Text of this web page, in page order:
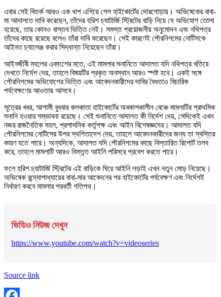
এবার সেই বিতর্ক আরও এক ধাপ এগিয়ে গেল হাইকোর্টের দোরগোড়ায়। অভিষেকের বাবা-
মা আদালতে দাবি করেছেন, তাঁদের হরিশ চ্যাটার্জি স্ট্রিটের বাড়ি নিয়ে যে অভিযোগ তোলা
হয়েছে, তার কোনও বাস্তব ভিত্তি নেই। সমস্ত প্রয়োজনীয় অনুমোদন এবং নথিপত্র
তাঁদের কাছে রয়েছে বলেও তাঁরা দাবি করেছেন। সেই কারণেই পৌরনিগমের নোটিসকে
আইনত চ্যালেঞ্জ করার সিদ্ধান্ত নিয়েছেন তাঁরা।
আইনজীবী মহলের একাংশের মতে, এই মামলার শুনানিতে আদালত যদি নথিপত্র খতিয়ে
দেখতে নির্দেশ দেয়, তাহলে বিষয়টির প্রকৃত অবস্থান আরও স্পষ্ট হবে। একই সঙ্গে
পৌরনিগমের অভিযোগের ভিত্তি এবং আবেদনকারীদের দাবির বৈধতাও বিচারিক
পর্যবেক্ষণের আওতায় আসবে।
সূত্রের খবর, আগামী বুধবার কলকাতা হাইকোর্টের অবকাশকালীন বেঞ্চে মামলাটির প্রাথমিক
শুনানি হওয়ার সম্ভাবনা রয়েছে। সেই শুনানিতে আদালত কী নির্দেশ দেয়, সেদিকেই এখন
নজর রাজনৈতিক মহল, প্রশাসনিক কর্তৃপক্ষ এবং আইন বিশেষজ্ঞদের। আদালত যদি
পৌরনিগমের নোটিসের উপর স্থগিতাদেশ দেয়, তাহলে আবেদনকারীদের জন্য তা স্বস্তির
কারণ হতে পারে। অন্যদিকে, আদালত যদি পৌরনিগমের কাছে বিস্তারিত রিপোর্ট তলব
করে, তাহলে মামলাটি আরও বিস্তৃত আইনি পরিসরে প্রবেশ করতে পারে।
ফলে হরিশ চ্যাটার্জি স্ট্রিটের এই বাড়িকে ঘিরে আইনি লড়াই এখন নতুন মোড় নিয়েছে।
অভিষেক বন্দ্যোপাধ্যায়ের বাবা-মার আবেদনের পর হাইকোর্টের পর্যবেক্ষণ এবং নির্দেশই
নির্ধারণ করবে মামলার পরবর্তী গতিপথ।
ভিডিও নিউজ দেখুন
https://www.youtube.com/watch?v=videoseries
Source link